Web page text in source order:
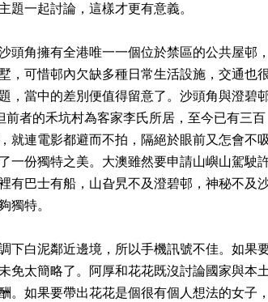
題一起討論，這樣才更有意義。
角擁有全港唯一一個位於禁區的公共屋邨，
，可惜邨內欠缺多種日常生活設施，交通也
，當中的差別便值得留意了。沙頭角與澄碧
者的禾坑村為客家李氏所居，至今已有三百
就連電影都避而不拍，隔絕於眼前又怎會不吸
一份獨特之美。大澳雖然要申請山嶼山駕駛
有巴士有船，山旮旯不及澄碧邨，神秘不及
獨特。
下白泥鄰近邊境，所以手機訊號不佳。如果
免太簡略了。阿厚和花花既沒討論國家與本
。如果要帶出花花是個很有個人想法的女子，